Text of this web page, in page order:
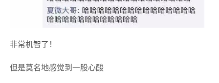
非常机智了！
但是莫名地感觉到一股心酸